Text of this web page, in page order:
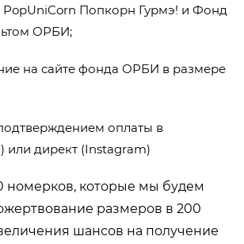
PopUniCorn Попкорн Гурмэ! и Фонд
ОРБИ;
на сайте фонда ОРБИ в размере
оплаты в
директ (Instagram)
номерков, которые мы будем
размеров в 200
шансов на получение